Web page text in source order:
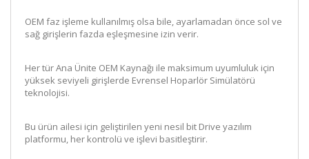
OEM faz işleme kullanılmış olsa bile, ayarlamadan önce sol ve
sağ girişlerin fazda eşleşmesine izin verir.
Her tür Ana Ünite OEM Kaynağı ile maksimum uyumluluk için
yüksek seviyeli girişlerde Evrensel Hoparlör Simülatörü
teknolojisi.
Bu ürün ailesi için geliştirilen yeni nesil bit Drive yazılım
platformu, her kontrolü ve işlevi basitleştirir.